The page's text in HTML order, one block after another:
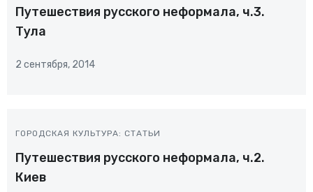
Путешествия русского неформала, ч.3.
Тула
2 сентября, 2014
ГОРОДСКАЯ КУЛЬТУРА: СТАТЬИ
Путешествия русского неформала, ч.2.
Киев